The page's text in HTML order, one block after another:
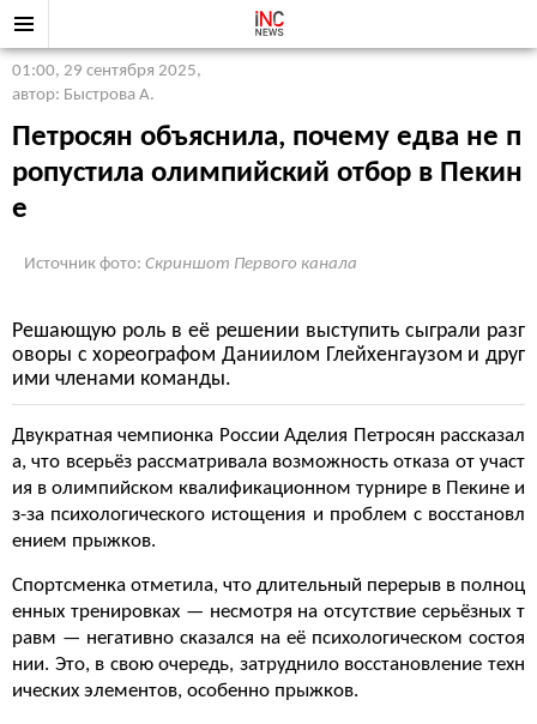
01:00, 29 сентября 2025,
автор: Быстрова А.
Петросян объяснила, почему едва не п
ропустила олимпийский отбор в Пекин
е
Источник фото: Скриншот Первого канала
Решающую роль в её решении выступить сыграли разг
оворы с хореографом Даниилом Глейхенгаузом и друг
ими членами команды.
Двукратная чемпионка России Аделия Петросян рассказал
а, что всерьёз рассматривала возможность отказа от участ
ия в олимпийском квалификационном турнире в Пекине и
з-за психологического истощения и проблем с восстановл
ением прыжков.
Спортсменка отметила, что длительный перерыв в полноц
енных тренировках — несмотря на отсутствие серьёзных т
равм — негативно сказался на её психологическом состоя
нии. Это, в свою очередь, затруднило восстановление техн
ических элементов, особенно прыжков.